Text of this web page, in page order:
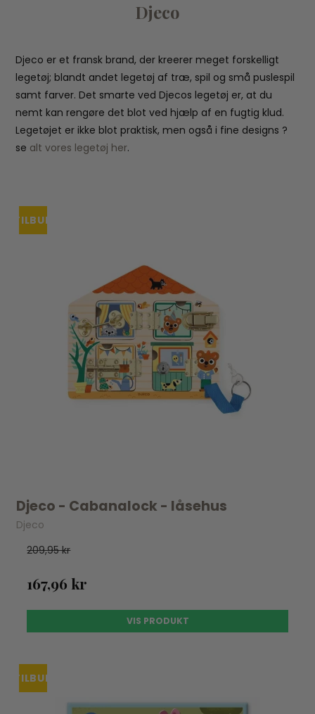
Djeco
Djeco er et fransk brand, der kreerer meget forskelligt
legetøj; blandt andet legetøj af træ, spil og små puslespil
samt farver. Det smarte ved Djecos legetøj er, at du
nemt kan rengøre det blot ved hjælp af en fugtig klud.
Legetøjet er ikke blot praktisk, men også i fine designs ?
se alt vores legetøj her.
TILBUD
Djeco - Cabanalock - låsehus
Djeco
209,95 kr
167,96 kr
VIS PRODUKT
TILBUD